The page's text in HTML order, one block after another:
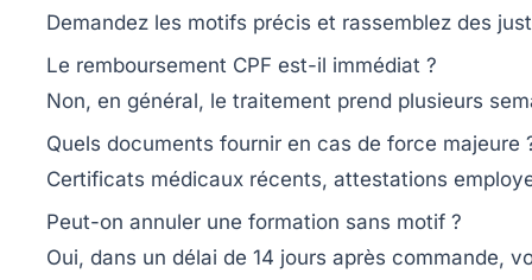
Demandez les motifs précis et rassemblez des
Le remboursement CPF est-il immédiat ?
Non, en général, le traitement prend plusieurs
Quels documents fournir en cas de force majeure
Certificats médicaux récents, attestations
Peut-on annuler une formation sans motif ?
Oui, dans un délai de 14 jours après commande,